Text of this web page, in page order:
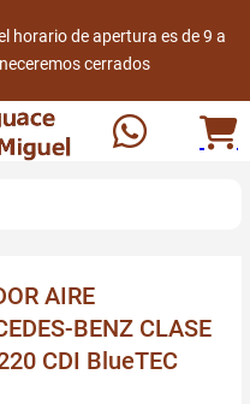
horario de apertura es de 9 a
cerrados
AIRE
BENZ CLASE
CDI BlueTEC